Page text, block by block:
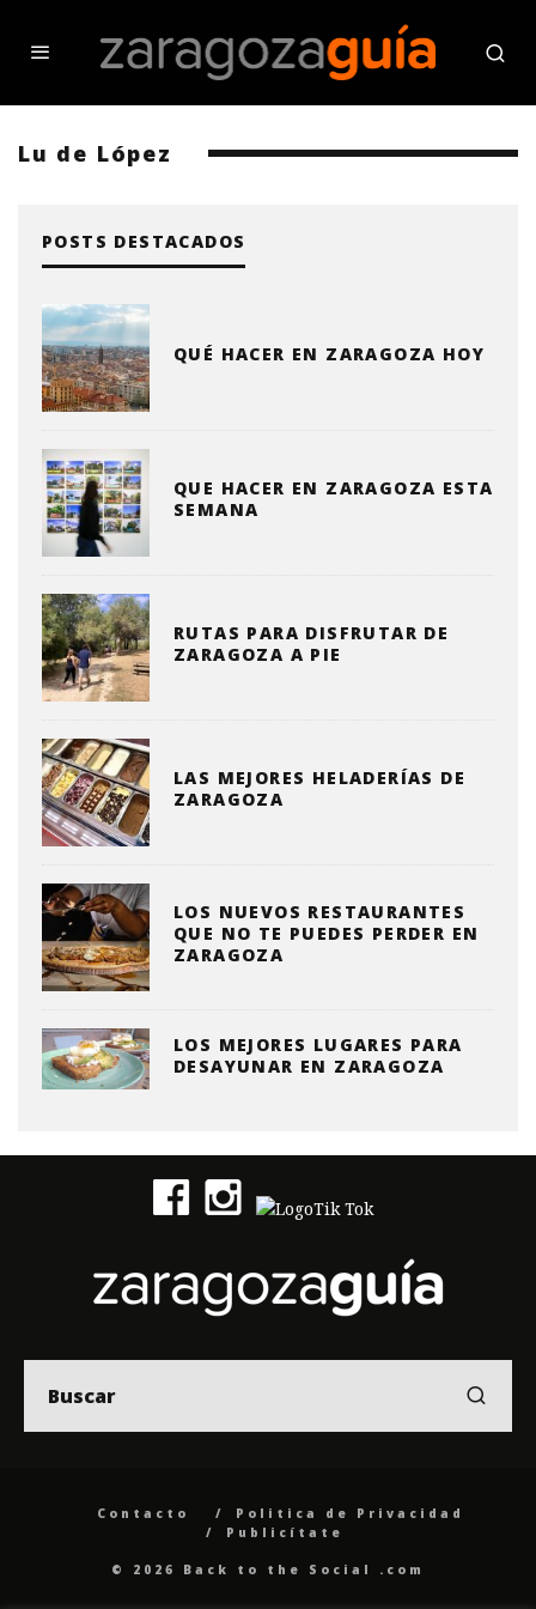
Lu de López
POSTS DESTACADOS
QUÉ HACER EN ZARAGOZA HOY
QUE HACER EN ZARAGOZA ESTA
SEMANA
RUTAS PARA DISFRUTAR DE
ZARAGOZA A PIE
LAS MEJORES HELADERÍAS DE
ZARAGOZA
LOS NUEVOS RESTAURANTES
QUE NO TE PUEDES PERDER EN
ZARAGOZA
LOS MEJORES LUGARES PARA
DESAYUNAR EN ZARAGOZA
Contacto
Politica de Privacidad
Publicítate
© 2026 Back to the Social .com